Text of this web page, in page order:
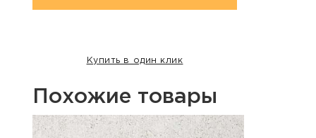
Купить в один клик
Похожие товары